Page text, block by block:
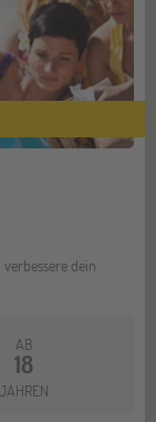
dein
AB
18
JAHREN